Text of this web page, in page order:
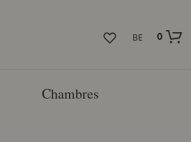
BE
0
Chambres